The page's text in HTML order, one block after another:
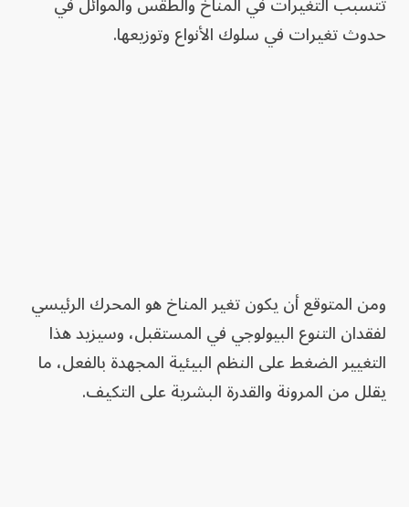
حدوث تغيرات في سلوك الأنواع وتوزيعها.
ومن المتوقع أن يكون تغير المناخ هو المحرك الرئيسي
لفقدان التنوع البيولوجي في المستقبل، وسيزيد هذا
التغيير الضغط على النظم البيئية المجهدة بالفعل، ما
يقلل من المرونة والقدرة البشرية على التكيف.